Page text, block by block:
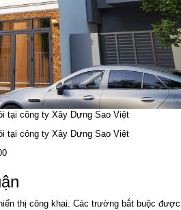
tại công ty Xây Dựng Sao Việt
tại công ty Xây Dựng Sao Việt
thị công khai. Các trường bắt buộc được